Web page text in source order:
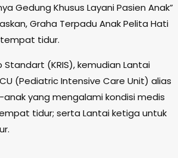
Gedung Khusus Layani Pasien Anak”
Graha Terpadu Anak Pelita Hati
tidur.
(KRIS), kemudian Lantai
(Pediatric Intensive Care Unit) alias
yang mengalami kondisi medis
tidur; serta Lantai ketiga untuk